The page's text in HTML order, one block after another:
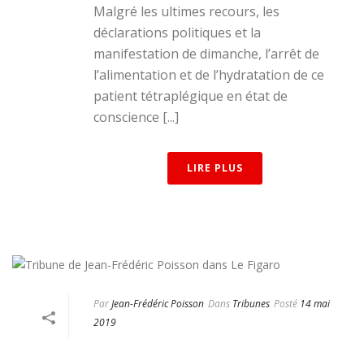
Malgré les ultimes recours, les
déclarations politiques et la
manifestation de dimanche, l’arrêt de
l’alimentation et de l’hydratation de ce
patient tétraplégique en état de
conscience [...]
LIRE PLUS
ParJean-Frédéric Poisson Dans Tribunes Posté 14 mai
2019